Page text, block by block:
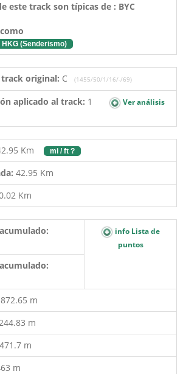
este track son típicas de : BYC
HKG (Senderismo)
original: C (1455/50/1/16/-/69)
aplicado al track: 1
Ver análisis
Km mi / ft ?
42.95 Km
Km
info Lista de
puntos
872.65 m
m
471.7 m
m